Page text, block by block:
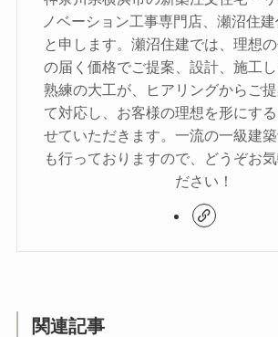
ノベーション工事専門店、瀬沼住
と申します。瀬沼住建では、理想
の届く価格でご提案、設計、施工し
熟練の大工が、ヒアリングからご
て対応し、お客様の理想を形にす
せていただきます。一流の一級建
も行っておりますので、どうぞお
ださい！
関連記事